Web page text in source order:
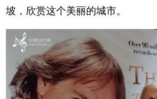
坡，欣赏这个美丽的城市。